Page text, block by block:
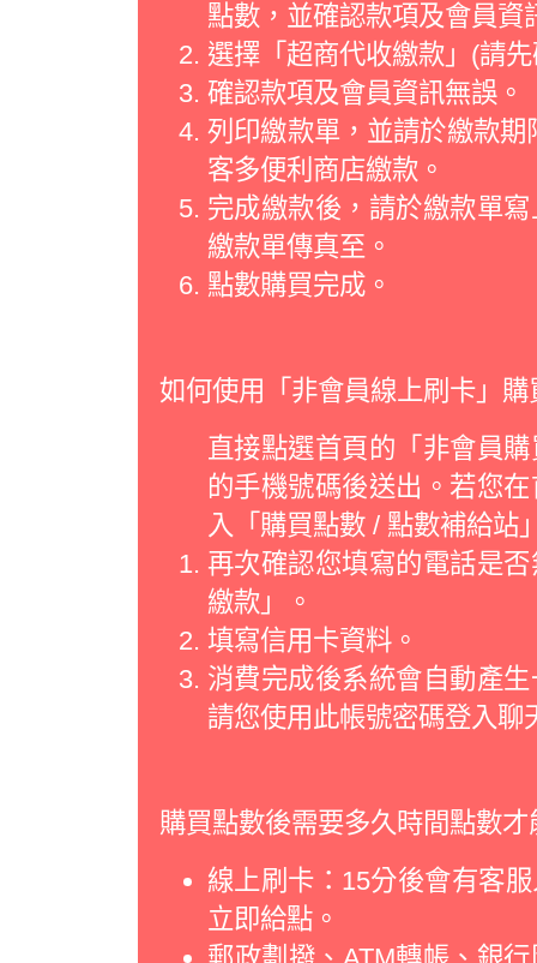
點數，並確認款項及會員資
選擇「超商代收繳款」(請
確認款項及會員資訊無誤。
列印繳款單，並請於繳款
客多便利商店繳款。
完成繳款後，請於繳款單
繳款單傳真至。
點數購買完成。
如何使用「非會員線上刷卡」購
直接點選首頁的「非會員
的手機號碼後送出。若您
入「購買點數 / 點數補給站
再次確認您填寫的電話是
繳款」。
填寫信用卡資料。
消費完成後系統會自動產
請您使用此帳號密碼登入
購買點數後需要多久時間點數才
線上刷卡：15分後會有客
立即給點。